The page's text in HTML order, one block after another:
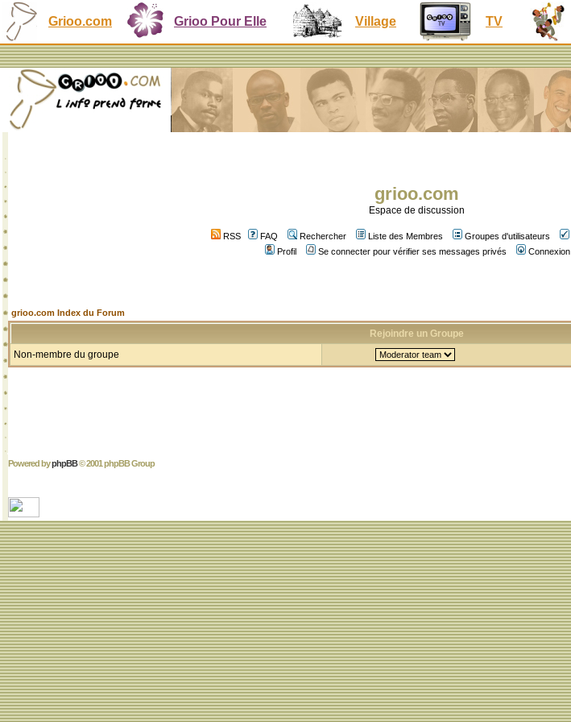
Grioo.com Grioo Pour Elle Village TV
grioo.com
Espace de discussion
RSS FAQ Rechercher Liste des Membres Groupes d'utilisateurs
Profil
Se connecter pour vérifier ses messages privés Connexion
grioo.com Index du Forum
Rejoindre un Groupe
Non-membre du groupe
Powered byphpBB© 2001 phpBB Group